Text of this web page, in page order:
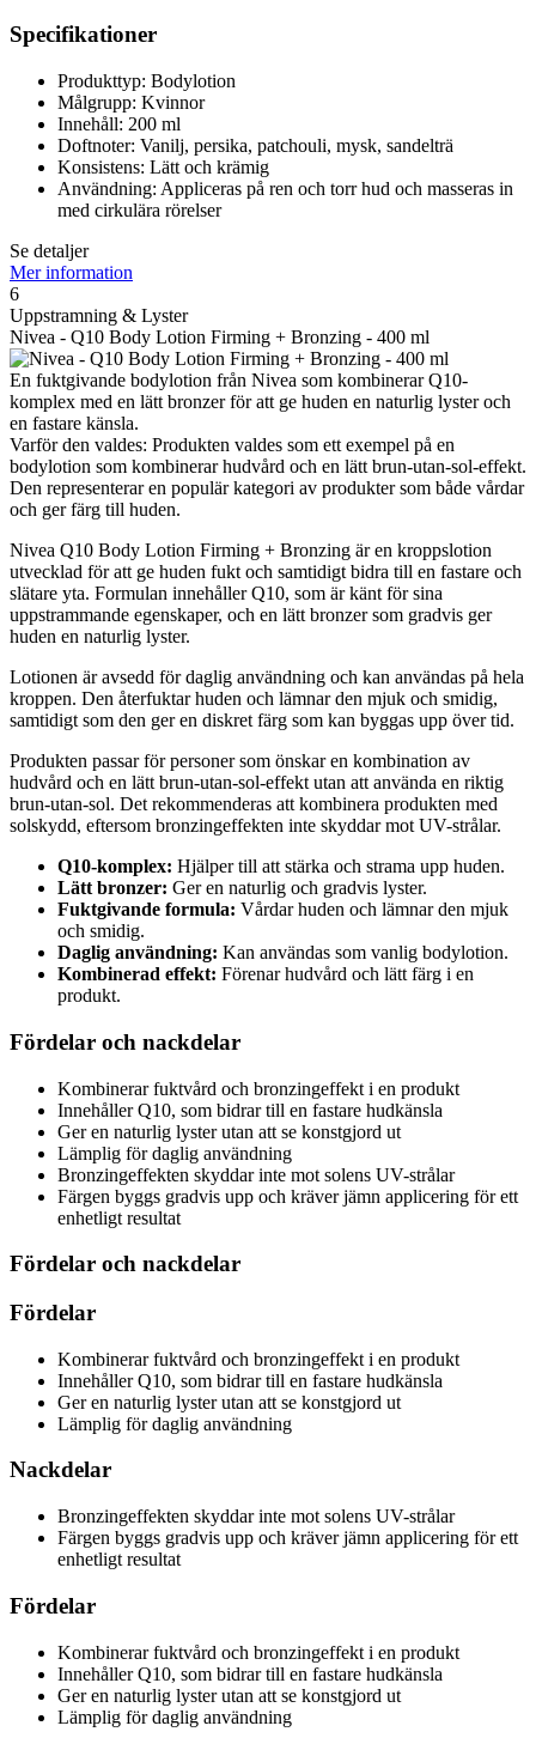
Specifikationer
Produkttyp: Bodylotion
Målgrupp: Kvinnor
Innehåll: 200 ml
Doftnoter: Vanilj, persika, patchouli, mysk, sandelträ
Konsistens: Lätt och krämig
Användning: Appliceras på ren och torr hud och masseras in
med cirkulära rörelser
Se detaljer
Mer information
6
Uppstramning & Lyster
Nivea - Q10 Body Lotion Firming + Bronzing - 400 ml
En fuktgivande bodylotion från Nivea som kombinerar Q10-
komplex med en lätt bronzer för att ge huden en naturlig lyster och
en fastare känsla.
Varför den valdes: Produkten valdes som ett exempel på en
bodylotion som kombinerar hudvård och en lätt brun-utan-sol-effekt.
Den representerar en populär kategori av produkter som både vårdar
och ger färg till huden.
Nivea Q10 Body Lotion Firming + Bronzing är en kroppslotion
utvecklad för att ge huden fukt och samtidigt bidra till en fastare och
slätare yta. Formulan innehåller Q10, som är känt för sina
uppstrammande egenskaper, och en lätt bronzer som gradvis ger
huden en naturlig lyster.
Lotionen är avsedd för daglig användning och kan användas på hela
kroppen. Den återfuktar huden och lämnar den mjuk och smidig,
samtidigt som den ger en diskret färg som kan byggas upp över tid.
Produkten passar för personer som önskar en kombination av
hudvård och en lätt brun-utan-sol-effekt utan att använda en riktig
brun-utan-sol. Det rekommenderas att kombinera produkten med
solskydd, eftersom bronzingeffekten inte skyddar mot UV-strålar.
Q10-komplex: Hjälper till att stärka och strama upp huden.
Lätt bronzer: Ger en naturlig och gradvis lyster.
Fuktgivande formula: Vårdar huden och lämnar den mjuk
och smidig.
Daglig användning: Kan användas som vanlig bodylotion.
Kombinerad effekt: Förenar hudvård och lätt färg i en
produkt.
Fördelar och nackdelar
Kombinerar fuktvård och bronzingeffekt i en produkt
Innehåller Q10, som bidrar till en fastare hudkänsla
Ger en naturlig lyster utan att se konstgjord ut
Lämplig för daglig användning
Bronzingeffekten skyddar inte mot solens UV-strålar
Färgen byggs gradvis upp och kräver jämn applicering för ett
enhetligt resultat
Fördelar och nackdelar
Fördelar
Kombinerar fuktvård och bronzingeffekt i en produkt
Innehåller Q10, som bidrar till en fastare hudkänsla
Ger en naturlig lyster utan att se konstgjord ut
Lämplig för daglig användning
Nackdelar
Bronzingeffekten skyddar inte mot solens UV-strålar
Färgen byggs gradvis upp och kräver jämn applicering för ett
enhetligt resultat
Fördelar
Kombinerar fuktvård och bronzingeffekt i en produkt
Innehåller Q10, som bidrar till en fastare hudkänsla
Ger en naturlig lyster utan att se konstgjord ut
Lämplig för daglig användning